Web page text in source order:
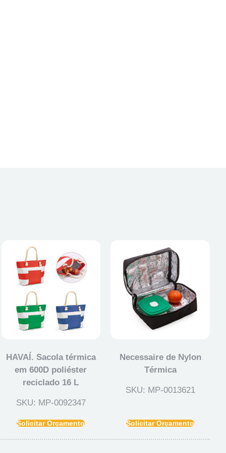
HAVAÍ. Sacola térmica
em 600D poliéster
reciclado 16 L
SKU: MP-0092347
Solicitar Orçamento
Necessaire de Nylon
Térmica
SKU: MP-0013621
Solicitar Orçamento